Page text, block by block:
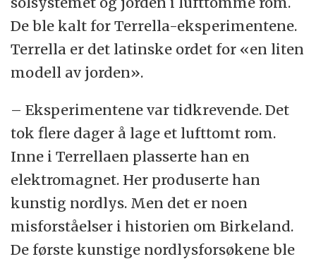
De ble kalt for Terrella-eksperimentene.
Terrella er det latinske ordet for «en liten
modell av jorden».
– Eksperimentene var tidkrevende. Det
tok flere dager å lage et lufttomt rom.
Inne i Terrellaen plasserte han en
elektromagnet. Her produserte han
kunstig nordlys. Men det er noen
misforståelser i historien om Birkeland.
De første kunstige nordlysforsøkene ble